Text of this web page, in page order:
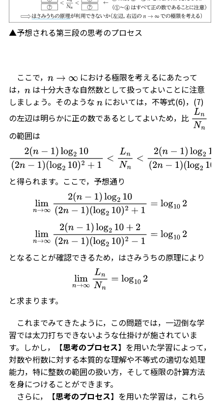
▲予想される第三段の思考のプロセス
ここで， n→∞
における極限を考えるにあたって
は， nは十分大きな自然数として扱ってよいことに注意
しましょう。そのような nにおいては，不等式(6)，(7)
の左辺は明らかに正の数であるとしてよいため，比 LnNn
の範囲は
2(n−1)log210(2n−1)(log2 10) 2+1< LnNn<2(n−1)log210+2
210
と得られます。ここで，予想通り
limn→∞2(n−1)log210(2n −1 )
log210)2+1=log 102
limn→∞2(n−1)log210+2(2 n− 1)
log210)2−1=log 102
となることが確認できるため，はさみうちの原理により
limn →∞L nN n=log10
と求まります。
これまでみてきたように，この問題では，一辺倒な学
習では太刀打ちできないような仕掛けが施されていま
す。しかし，【思考のプロセス】を用いた学習によって，
対数や桁数に対する本質的な理解や不等式の適切な処理
能力，特に整数の範囲の扱い方，そして極限の計算方法
を身につけることができます。
さらに，【思考のプロセス】を用いた学習は，これら